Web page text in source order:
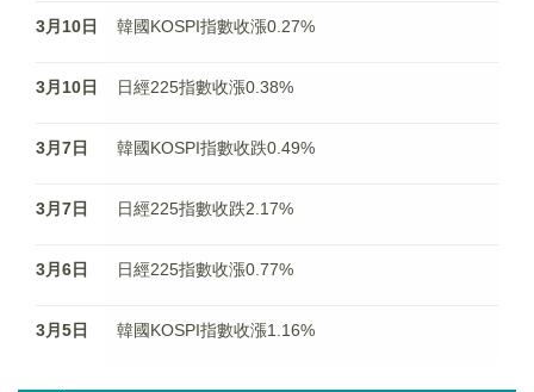
3月10日 韓國KOSPI指數收漲0.27%
3月10日 日經225指數收漲0.38%
3月7日 韓國KOSPI指數收跌0.49%
3月7日 日經225指數收跌2.17%
3月6日 日經225指數收漲0.77%
3月5日 韓國KOSPI指數收漲1.16%